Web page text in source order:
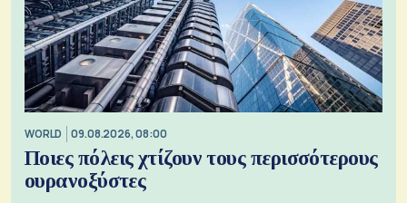
WORLD 09.08.2026, 08:00
Ποιες πόλεις χτίζουν τους περισσότερους
ουρανοξύστες